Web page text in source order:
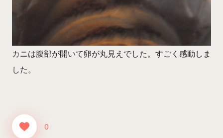
カニは腹部が開いて卵が丸見えでした。すごく感動しま
した。
0